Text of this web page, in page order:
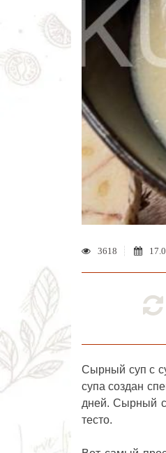
3618
Сырный суп с
супа создан
дней. Сырный
тесто.